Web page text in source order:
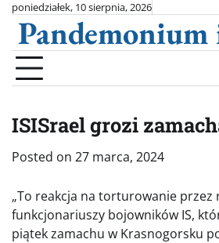
Skip
content
poniedziałek, 10 sierpnia, 2026
ISISrael grozi
Posted on 27 marca, 2024
„To reakcja na torturowanie przez
funkcjonariuszy bojowników IS,
piątek zamachu w Krasnogorsku